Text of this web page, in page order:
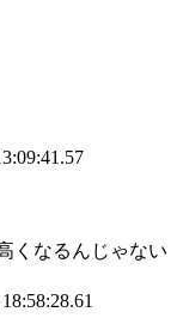
くなるんじゃない